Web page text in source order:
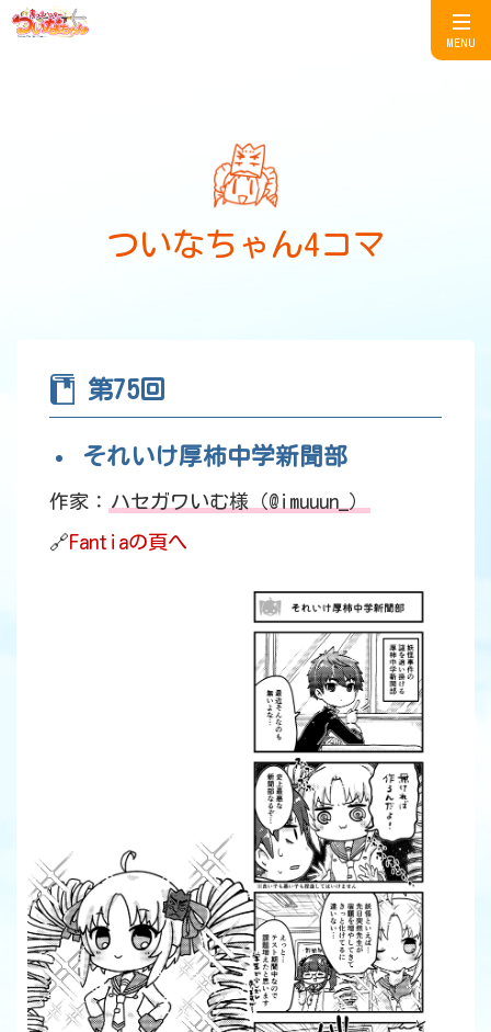
MENU
ついなちゃん4コマ
第75回
それいけ厚柿中学新聞部
作家： ハセガワいむ様（@imuuun_）
🔗Fantiaの頁へ